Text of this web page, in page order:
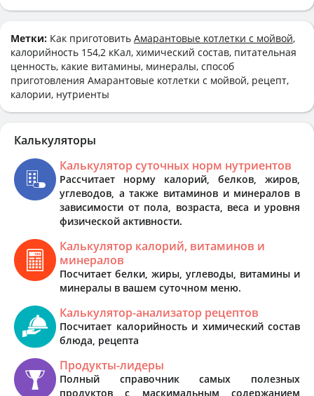
Метки: Как приготовить Амарантовые котлетки с мойвой,
калорийность 154,2 кКал, химический состав, питательная
ценность, какие витамины, минералы, способ
приготовления Амарантовые котлетки с мойвой, рецепт,
калории, нутриенты
Калькуляторы
Калькулятор суточных норм нутриентов
Рассчитает норму калорий, белков, жиров,
углеводов, а также витаминов и минералов в
зависимости от пола, возраста, веса и уровня
физической активности.
Калькулятор калорий, витаминов и
минералов
Посчитает белки, жиры, углеводы, витамины и
минералы в вашем суточном меню.
Калькулятор-анализатор рецептов
Посчитает калорийность и химический состав
блюда, рецепта
Продукты-лидеры
Полный справочник самых полезных
продуктов с маскимальным содержанием